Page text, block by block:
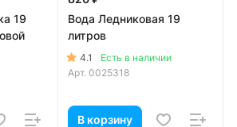
19
Вода Ледниковая 19
литров
4.1
Есть в наличии
Арт. 0025318
В корзину